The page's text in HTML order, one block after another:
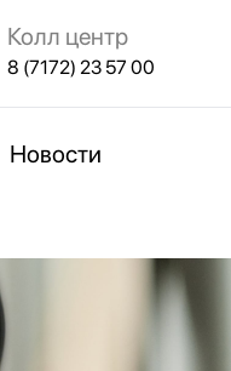
Колл центр
8 (7172) 23 57 00
Новости